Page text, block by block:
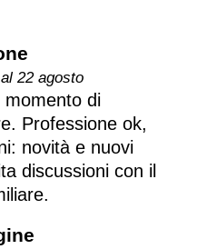
22 agosto
momento di
Professione ok,
novità e nuovi
discussioni con il